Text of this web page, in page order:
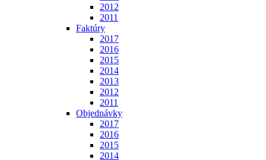
2012
2011
Faktúry
2017
2016
2015
2014
2013
2012
2011
Objednávky
2017
2016
2015
2014